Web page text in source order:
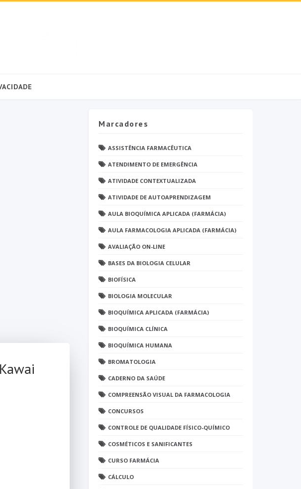
Marcadores
ASSISTÊNCIA FARMACÊUTICA
ATENDIMENTO DE EMERGÊNCIA
ATIVIDADE CONTEXTUALIZADA
ATIVIDADE DE AUTOAPRENDIZAGEM
AULA BIOQUÍMICA APLICADA (FARMÁCIA)
AULA FARMACOLOGIA APLICADA (FARMÁCIA)
AVALIAÇÃO ON-LINE
BASES DA BIOLOGIA CELULAR
BIOFÍSICA
BIOLOGIA MOLECULAR
BIOQUÍMICA APLICADA (FARMÁCIA)
BIOQUÍMICA CLÍNICA
BIOQUÍMICA HUMANA
BROMATOLOGIA
CADERNO DA SAÚDE
COMPREENSÃO VISUAL DA FARMACOLOGIA
CONCURSOS
CONTROLE DE QUALIDADE FÍSICO-QUÍMICO
COSMÉTICOS E SANIFICANTES
CURSO FARMÁCIA
CÁLCULO